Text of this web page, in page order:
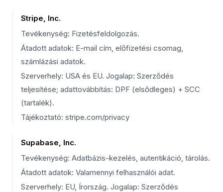
Stripe, Inc.
Tevékenység: Fizetésfeldolgozás.
Átadott adatok: E-mail cím, előfizetési csomag,
számlázási adatok.
Szerverhely: USA és EU. Jogalap: Szerződés
teljesítése; adattovábbítás: DPF (elsődleges) + SCC
(tartalék).
Tájékoztató: stripe.com/privacy
Supabase, Inc.
Tevékenység: Adatbázis-kezelés, autentikáció, tárolás.
Átadott adatok: Valamennyi felhasználói adat.
Szerverhely: EU, Írország. Jogalap: Szerződés